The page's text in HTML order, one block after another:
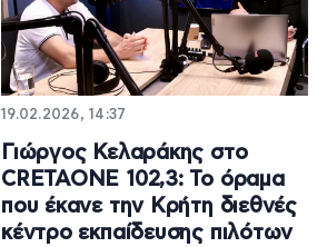
19.02.2026, 14:37
Γιώργος Κελαράκης στο
CRETAONE 102,3: Το όραμα
που έκανε την Κρήτη διεθνές
κέντρο εκπαίδευσης πιλότων